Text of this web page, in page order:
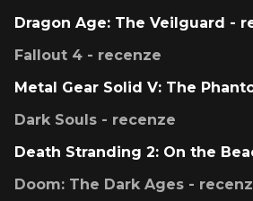
Dragon Age: The Veilguard -
Fallout 4 - recenze
Metal Gear Solid V: The
Dark Souls - recenze
Death Stranding 2: On the
Doom: The Dark Ages -